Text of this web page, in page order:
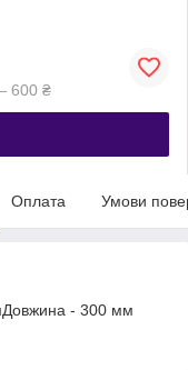
600 ₴
Оплата Умови
- 300 мм